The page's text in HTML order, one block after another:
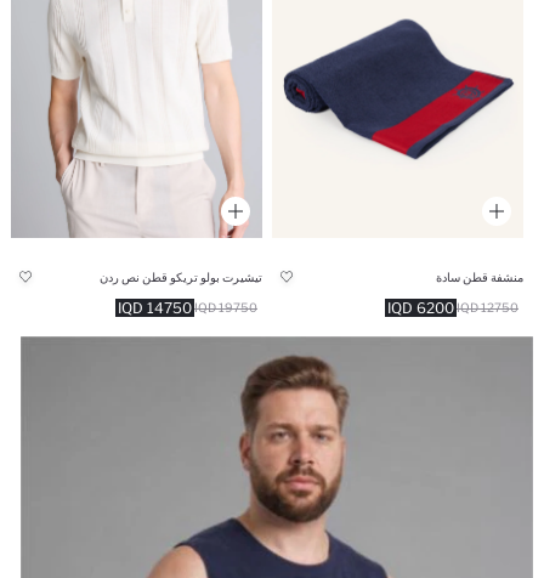
منشفة قطن سادة
6200 IQD 12750 IQD
تيشيرت بولو تريكو قطن نص ردن
14750 IQD 19750 IQD